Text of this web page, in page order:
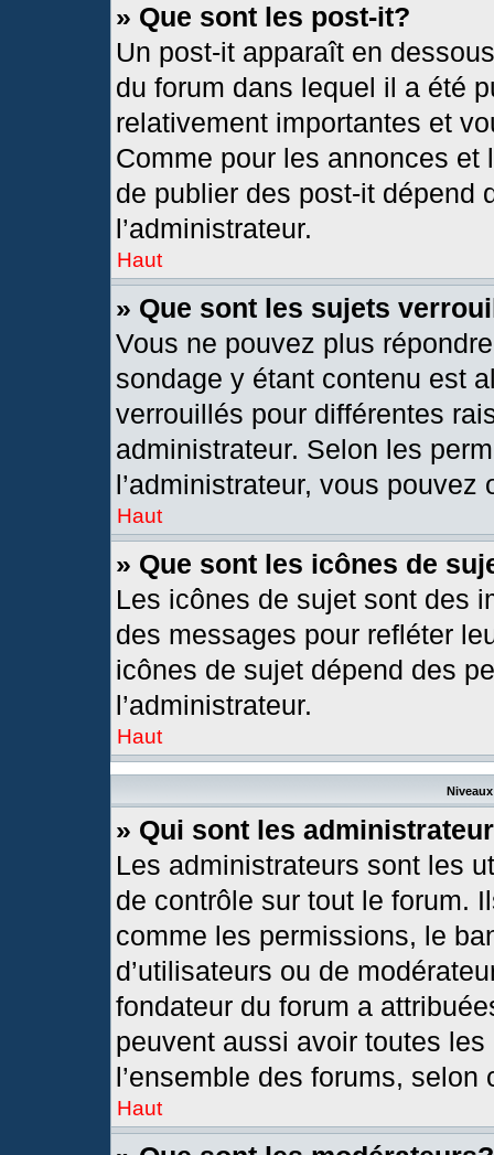
» Que sont les post-it?
Un post-it apparaît en
du forum dans lequel il a été
relativement importantes et
Comme pour les annonces
de publier des post-it dépend
l’administrateur.
Haut
» Que sont les sujets
Vous ne pouvez plus
sondage y étant contenu est
verrouillés pour différentes
administrateur. Selon les
l’administrateur, vous
Haut
» Que sont les icônes de
Les icônes de sujet sont des
des messages pour refléter
icônes de sujet dépend des
l’administrateur.
Haut
» Qui sont les
Les administrateurs sont les
de contrôle sur tout le forum.
comme les permissions, le
d’utilisateurs ou de
fondateur du forum a
peuvent aussi avoir toutes
l’ensemble des forums,
Haut